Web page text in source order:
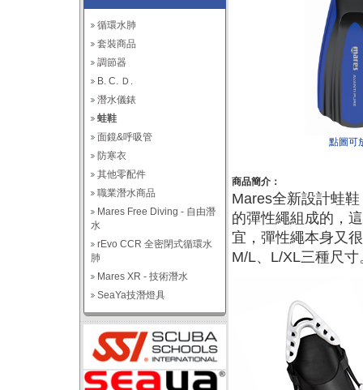
循環水肺
套裝商品
調節器
B. C. Ｄ.
潛水儀錶
蛙鞋
面鏡&呼吸管
防寒衣
其他零配件
職業潛水商品
Mares Free Diving - 自由潛
水
rEvo CCR 全密閉式循環水
肺
Mares XR - 技術潛水
SeaYa技潛燈具
點圖可
商品簡介：
Mares全新設計蛙
的彈性繩組成的，
宜，彈性繩本身又
M/L、L/XL三種尺寸